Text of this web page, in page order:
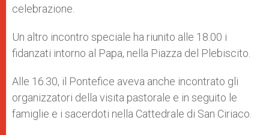
celebrazione.
Un altro incontro speciale ha riunito alle 18.00 i
fidanzati intorno al Papa, nella Piazza del Plebiscito.
Alle 16.30, il Pontefice aveva anche incontrato gli
organizzatori della visita pastorale e in seguito le
famiglie e i sacerdoti nella Cattedrale di San Ciriaco.